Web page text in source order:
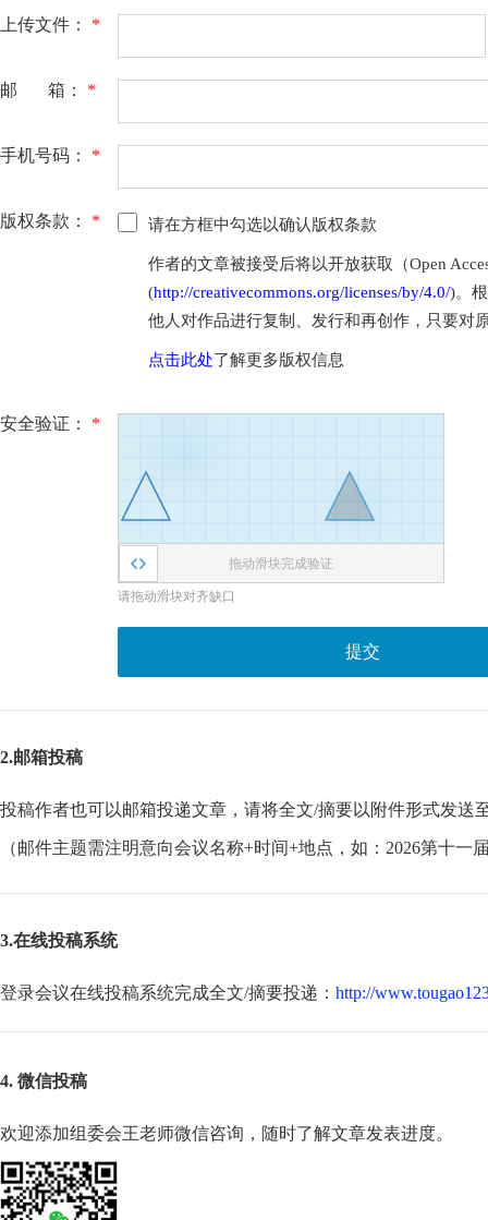
上传文件： *
邮 箱： *
手机号码： *
版权条款： * 请在方框中勾选以确认版权条款
作者的文章被接受后将以开放获取（Open
(http://creativecommons.org/licenses/by/4.0/)。
他人对作品进行复制、发行和再创作，只要对
点击此处了解更多版权信息
安全验证： *
拖动滑块完成验证
请拖动滑块对齐缺口
提交
2.邮箱投稿
投稿作者也可以邮箱投递文章，请将全文/摘要以附件形式发送
（邮件主题需注明意向会议名称+时间+地点，如：2026第十
3.在线投稿系统
登录会议在线投稿系统完成全文/摘要投递： http://
4. 微信投稿
欢迎添加组委会王老师微信咨询，随时了解文章发表进度。